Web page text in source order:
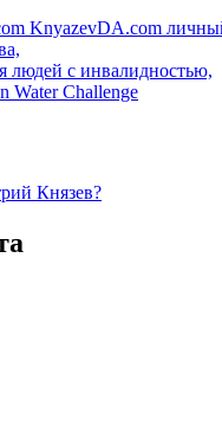
KnyazevDA.com
людей с инвалидностью,
Water Challenge
Князев?